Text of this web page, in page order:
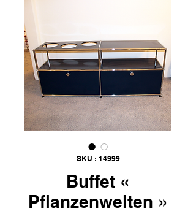
SKU : 14999
Buffet «
Pflanzenwelten »